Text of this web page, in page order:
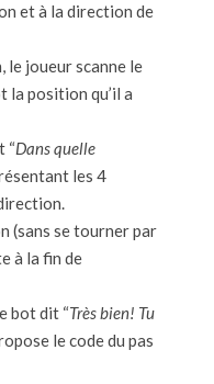
et à la direction de
le joueur scanne le
la position qu’il a
“Dans quelle
les 4
(sans se tourner par
à la fin de
bot dit “Très bien! Tu
le code du pas